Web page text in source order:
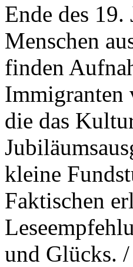
Ende des
Menschen
finden
Immigranten
die das
kleine
Faktischen
und Glücks.